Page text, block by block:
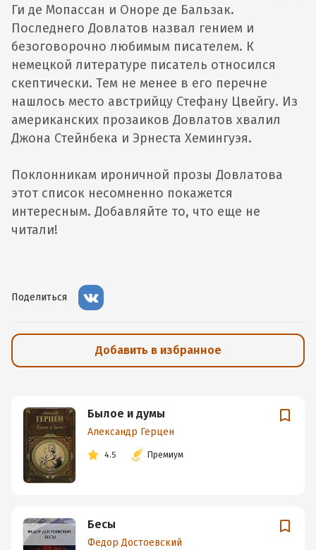
Ги де Мопассан и Оноре де Бальзак.
Последнего Довлатов назвал гением и
безоговорочно любимым писателем. К
немецкой литературе писатель относился
скептически. Тем не менее в его перечне
нашлось место австрийцу Стефану Цвейгу. Из
американских прозаиков Довлатов хвалил
Джона Стейнбека и Эрнеста Хемингуэя.
Поклонникам ироничной прозы Довлатова
этот список несомненно покажется
интересным. Добавляйте то, что еще не
читали!
Поделиться
Добавить в избранное
Былое и думы
Александр Герцен
4.5 Премиум
Бесы
Федор Достоевский